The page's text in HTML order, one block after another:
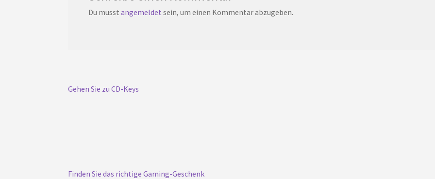
Du musst angemeldet sein, um einen Kommentar abzugeben.
Gehen Sie zu CD-Keys
Finden Sie das richtige Gaming-Geschenk